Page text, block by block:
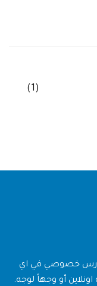
(1)
خصوصي في اي
أو وجهاً لوجه.